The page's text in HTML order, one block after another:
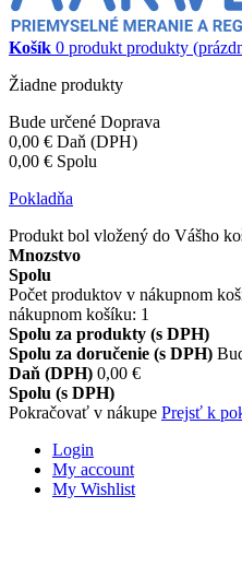
Košík 0 produkt produkty
Žiadne produkty
Bude určené Doprava
0,00 € Daň (DPH)
0,00 € Spolu
Pokladňa
Produkt bol vložený do Vášho
Mnozstvo
Spolu
Počet produktov v nákupnom
nákupnom košíku: 1
Spolu za produkty (s DPH)
Spolu za doručenie (s DPH)
Daň (DPH) 0,00 €
Spolu (s DPH)
Pokračovať v nákupe Prejsť k
Login
My account
My Wishlist